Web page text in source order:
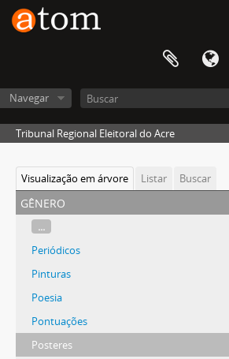
Navegar
Tribunal Regional Eleitoral do Acre
Visualização em árvore Listar Buscar
gênero
...
Periódicos
Pinturas
Poesia
Pontuações
Posteres